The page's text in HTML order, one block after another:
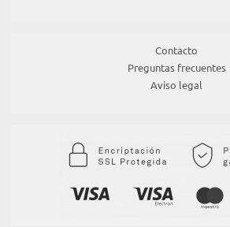
Contacto
Preguntas frecuentes
Aviso legal